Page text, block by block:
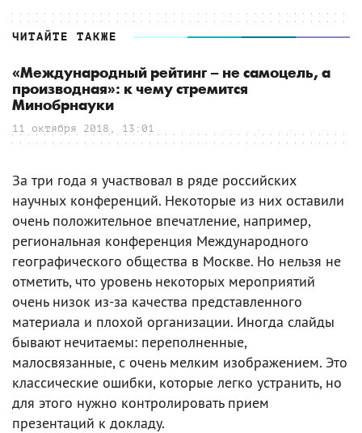
ЧИТАЙТЕ ТАКЖЕ
«Международный рейтинг – не самоцель, а
производная»: к чему стремится
Минобрнауки
11 октября 2018, 13:01
За три года я участвовал в ряде российских
научных конференций. Некоторые из них оставили
очень положительное впечатление, например,
региональная конференция Международного
географического общества в Москве. Но нельзя не
отметить, что уровень некоторых мероприятий
очень низок из-за качества представленного
материала и плохой организации. Иногда слайды
бывают нечитаемы: переполненные,
малосвязанные, с очень мелким изображением. Это
классические ошибки, которые легко устранить, но
для этого нужно контролировать прием
презентаций к докладу.